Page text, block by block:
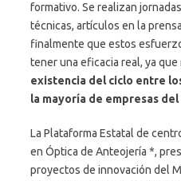
formativo. Se realizan
técnicas, artículos en la
finalmente que estos
tener una eficacia real, ya
existencia del ciclo entre
la mayoría de empresas
La Plataforma Estatal de
en Óptica de Anteojería *,
proyectos de innovación del